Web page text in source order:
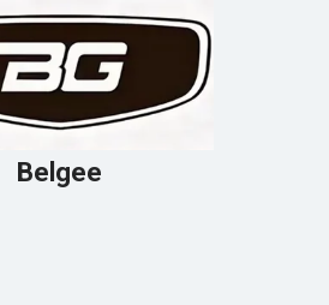
Belgee